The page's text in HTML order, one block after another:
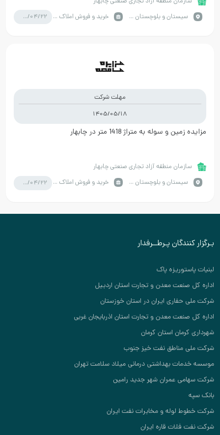
سيستان و بلوچستان / چابهار
خرید و فروش املاک صنعتی 1405/04/22
مهلت شرکت
1405/05/18
مزایده زمین و سوله به متراژ 1418 متر در چابهار
سازمان منطقه آزاد تجاری صنعتی چابهار
سيستان و بلوچستان / چابهار
خرید و فروش املاک صنعتی 1405/04/22
بـرگزار کنندگان پـرطــرفدار
لبنیات پاستوریزه پاک
اداره کل صنعت معدن و تجارت استان اردبیل
شرکت ملی حفاری ایران در استان خوزستان
اداره کل صنعت معدن و تجارت استان اذربایجان غربی
شهرداری کرمان استان کرمان
شرکت ملی مناطق نفت خیز جنوب
موسسه خدمات بهداشتی درمانی میلاد سلامت تهران
شرکت سهامی عمران شهر جدید رامین
بانک سپه
شرکت خطوط لوله و مخابرات نفت ایران
شرکت نفت فلات قاره ایران